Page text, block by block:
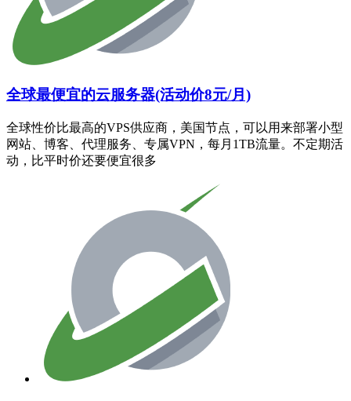
全球最便宜的云服务器(活动价8元/月)
全球性价比最高的VPS供应商，美国节点，可以用来部署小型
网站、博客、代理服务、专属VPN，每月1TB流量。不定期活
动，比平时价还要便宜很多